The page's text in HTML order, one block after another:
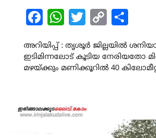
FacebookWhatsAppTwitterCopy
അറിയിപ്പ് : തൃശൂർ ജില്ലയിൽ
ഇടിമിന്നലോട് കൂടിയ
മഴയ്ക്കും മണിക്കൂറിൽ 40